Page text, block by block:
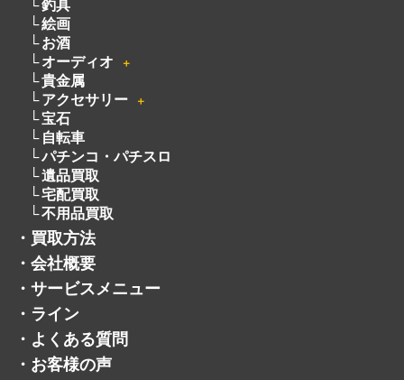
ブランド
カメラ
洋服
電動工具
無線機
ピアノ
厨房機器
着物
骨董品
釣具
絵画
お酒
オーディオ
貴金属
アクセサリー
宝石
自転車
パチンコ・パチスロ
遺品買取
宅配買取